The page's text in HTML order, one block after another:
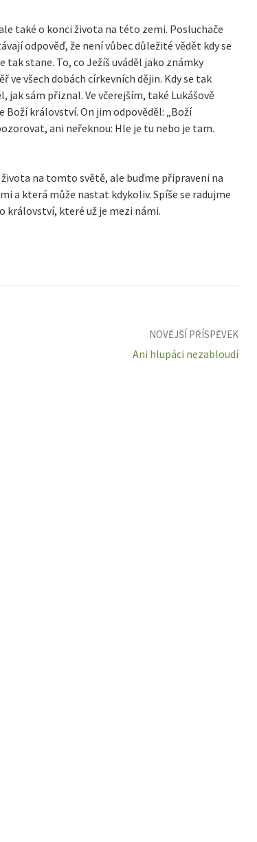
také o konci života na této zemi. Posluchače
odpověď, že není vůbec důležité vědět kdy se
stane. To, co Ježíš uváděl jako známky
všech dobách církevních dějin. Kdy se tak
jak sám přiznal. Ve včerejším, také Lukášově
Boží království. On jim odpověděl: „Boží
ani neřeknou: Hle je tu nebo je tam.
na tomto světě, ale buďme připraveni na
a která může nastat kdykoliv. Spíše se radujme
království, které už je mezi námi.
NOVĚJŠÍ PŘÍSPĚVEK
Ani hlupáci nezabloudí